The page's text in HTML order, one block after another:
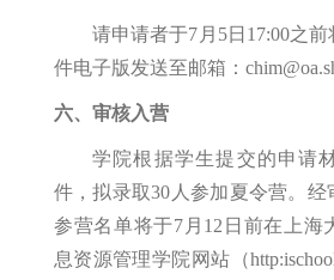
请申请者于7月5日17:00之
件电子版发送至邮箱：
六、审核入营
学院根据学生提交的申请
件，拟录取30人参加夏令营。
参营名单将于7月12日前在上海
息资源管理学院网站（